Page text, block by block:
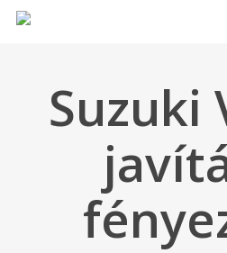
Skip
Suzuki